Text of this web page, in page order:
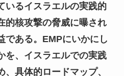
いるイスラエルの実践的
的核攻撃の脅威に曝され
である。EMPにいかにし
を、イスラエルでの実践
具体的ロードマップ、